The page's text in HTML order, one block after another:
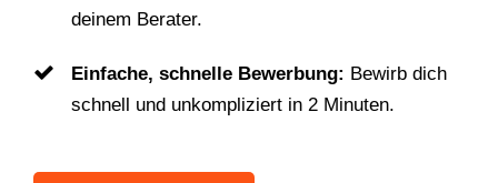
deinem Berater.
Einfache, schnelle Bewerbung: Bewirb dich
schnell und unkompliziert in 2 Minuten.